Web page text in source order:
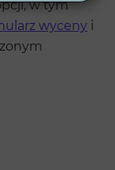
w tym
wyceny i